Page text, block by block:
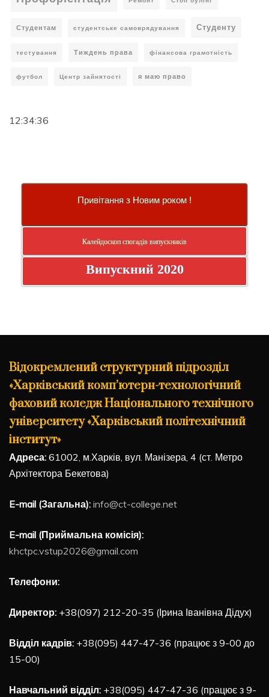
Студентам студентське самоврядування Студенту
тестування Тиждень права фінансова грамотність
футбол Центр зайнятості я маю право
12:34:36
Привітання з Новим роком !
Калейдоскоп спогадів випускників
Випускний 2020
Відокремлений структурний підрозділ
«Харківський комп’ютерн-технологічний
фаховий коледж Національного технічного
університету «Харківський політехнічний
інститут»
Адреса: 61002, м.Харків, вул. Манізера, 4 (ст. Метро
Архітектора Бекетова)
E-mail (Загальна): info@ct-college.net
E-mail (Приймальна комісія):
khctpc.vstup2026@gmail.com
Телефони:
Директор: +38(097) 212-20-35 (Ірина Іванівна Дідух)
Відділ кадрів: +38(095) 447-47-36 (працює з 9-00 до
15-00)
Навчальний відділ: +38(095) 447-47-36 (працює з 9-